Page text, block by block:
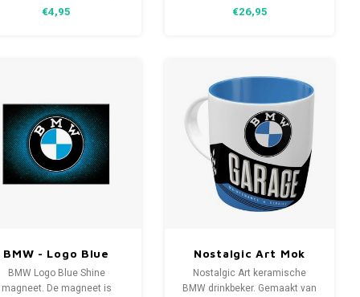
afgewerkt metalen
€4,95 €26,95
BMW - Logo Blue
Shine magneet
BMW Logo Blue Shine
magneet. De magneet is
Nostalgic Art Mok
BMW – Garage
Nostalgic Art keramische
BMW drinkbeker. Gemaakt van